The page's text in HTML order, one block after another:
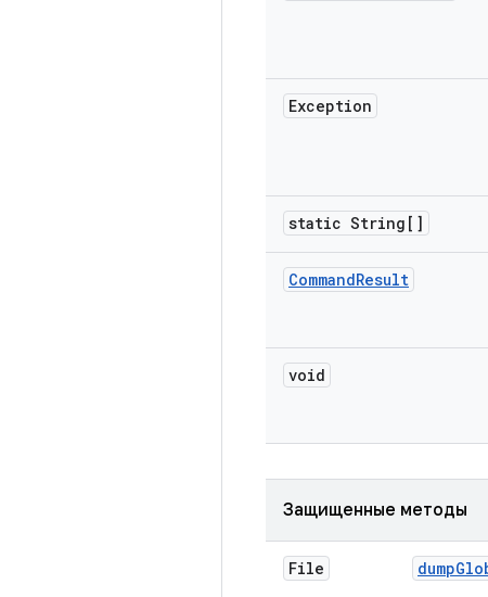
Exception
static String[]
CommandResult
void
Защищенные методы
File dump